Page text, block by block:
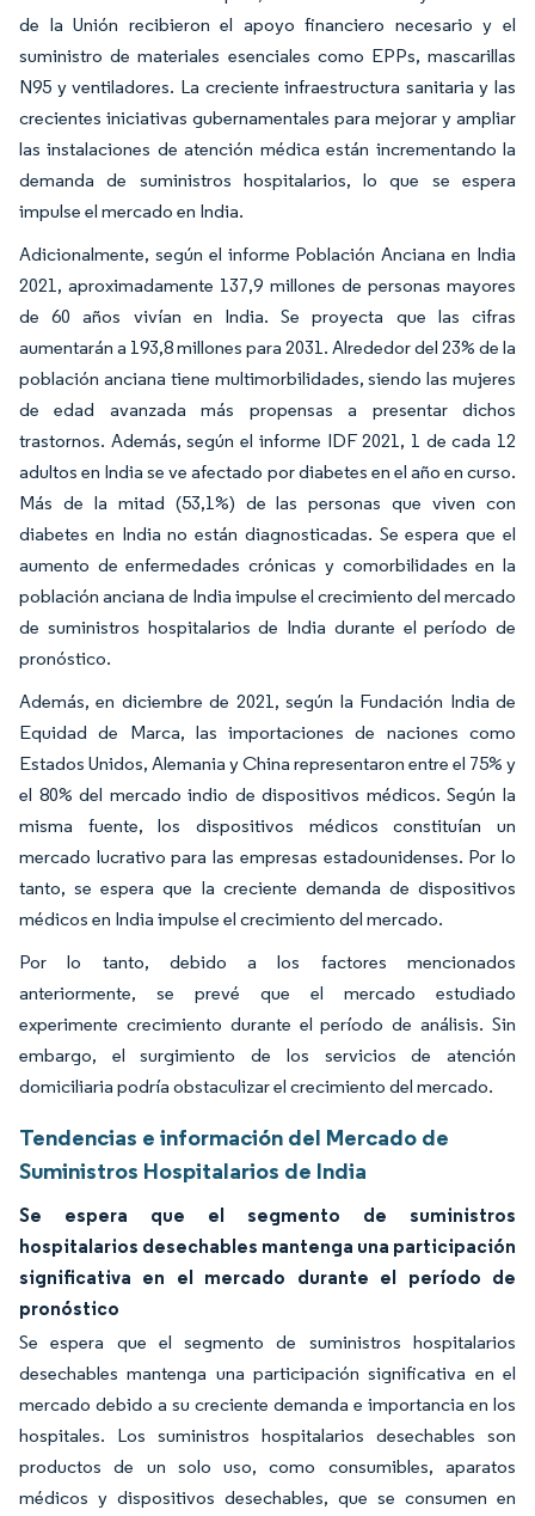
de la Unión recibieron el apoyo financiero necesario y el
suministro de materiales esenciales como EPPs, mascarillas
N95 y ventiladores. La creciente infraestructura sanitaria y las
crecientes iniciativas gubernamentales para mejorar y ampliar
las instalaciones de atención médica están incrementando la
demanda de suministros hospitalarios, lo que se espera
impulse el mercado en India.
Adicionalmente, según el informe Población Anciana en India
2021, aproximadamente 137,9 millones de personas mayores
de 60 años vivían en India. Se proyecta que las cifras
aumentarán a 193,8 millones para 2031. Alrededor del 23% de la
población anciana tiene multimorbilidades, siendo las mujeres
de edad avanzada más propensas a presentar dichos
trastornos. Además, según el informe IDF 2021, 1 de cada 12
adultos en India se ve afectado por diabetes en el año en curso.
Más de la mitad (53,1%) de las personas que viven con
diabetes en India no están diagnosticadas. Se espera que el
aumento de enfermedades crónicas y comorbilidades en la
población anciana de India impulse el crecimiento del mercado
de suministros hospitalarios de India durante el período de
pronóstico.
Además, en diciembre de 2021, según la Fundación India de
Equidad de Marca, las importaciones de naciones como
Estados Unidos, Alemania y China representaron entre el 75% y
el 80% del mercado indio de dispositivos médicos. Según la
misma fuente, los dispositivos médicos constituían un
mercado lucrativo para las empresas estadounidenses. Por lo
tanto, se espera que la creciente demanda de dispositivos
médicos en India impulse el crecimiento del mercado.
Por lo tanto, debido a los factores mencionados
anteriormente, se prevé que el mercado estudiado
experimente crecimiento durante el período de análisis. Sin
embargo, el surgimiento de los servicios de atención
domiciliaria podría obstaculizar el crecimiento del mercado.
Tendencias e información del Mercado de
Suministros Hospitalarios de India
Se espera que el segmento de suministros
hospitalarios desechables mantenga una participación
significativa en el mercado durante el período de
pronóstico
Se espera que el segmento de suministros hospitalarios
desechables mantenga una participación significativa en el
mercado debido a su creciente demanda e importancia en los
hospitales. Los suministros hospitalarios desechables son
productos de un solo uso, como consumibles, aparatos
médicos y dispositivos desechables, que se consumen en